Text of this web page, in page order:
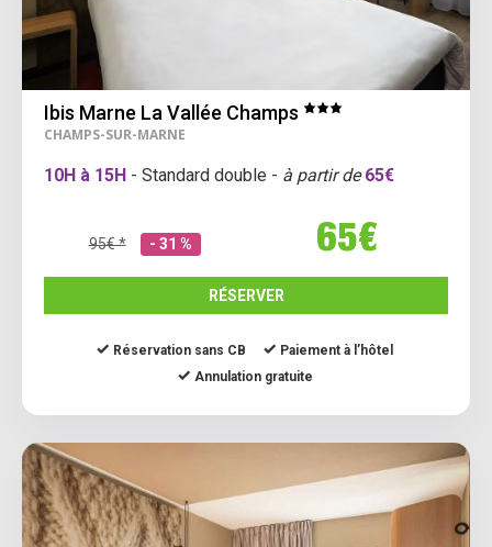
Ibis Marne La Vallée Champs
CHAMPS-SUR-MARNE
10H à 15H - Standard double - à partir de 65€
95€ * - 31 % 65€
RÉSERVER
Réservation sans CB
Paiement à l’hôtel
Annulation gratuite